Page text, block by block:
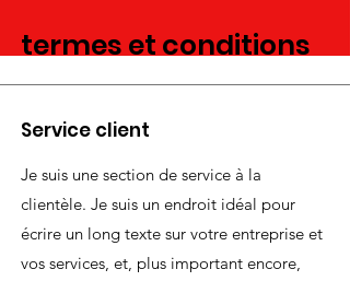
termes et conditions
Service client
Je suis une section de service à la
clientèle. Je suis un endroit idéal pour
écrire un long texte sur votre entreprise et
vos services, et, plus important encore,